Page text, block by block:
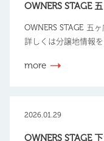
OWNERS STAGE
OWNERS STAGE 五
詳しくは分譲地情報
more
2026.01.29
OWNERS STAGE